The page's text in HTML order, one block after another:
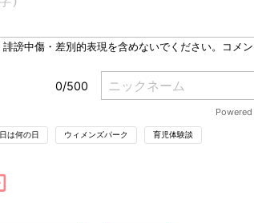
e
は何の日 ウィメンズパーク 育児体験談